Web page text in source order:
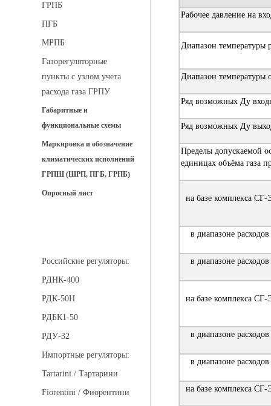
ГРПБ
ПГБ
МРПБ
Газорегуляторные
пункты с узлом учета
расхода газа ГРПУ
Габаритные и
функциональные схемы
Маркировка и обозначение
климатических исполнений
ГРПШ (ШРП, ПГБ, ГРПБ)
Опросный лист
Российские регуляторы:
РДНК-400
РДК-50Н
РДБК1-50
РДУ-32
Импортные регуляторы:
Tartarini / Тартарини
Fiorentini / Фиорентини
Рабочее давление на
Диапазон температуры
Диапазон температуры
Ряд возможных Ду
Ряд возможных Ду
Пределы допускаемой
единицах объёма газа
на базе комплекса
в диапазоне расходов
в диапазоне расходов
на базе комплекса
в диапазоне расходов
в диапазоне расходов
на базе комплекса СГ-